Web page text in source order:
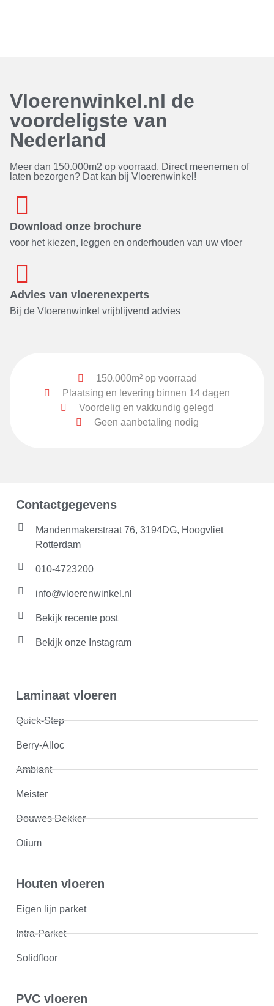
Vloerenwinkel.nl de
voordeligste van
Nederland
Meer dan 150.000m2 op voorraad. Direct meenemen of
laten bezorgen? Dat kan bij Vloerenwinkel!
Download onze brochure
voor het kiezen, leggen en onderhouden van uw vloer
Advies van vloerenexperts
Bij de Vloerenwinkel vrijblijvend advies
150.000m² op voorraad
Plaatsing en levering binnen 14 dagen
Voordelig en vakkundig gelegd
Geen aanbetaling nodig
Contactgegevens
Mandenmakerstraat 76, 3194DG, Hoogvliet
Rotterdam
010-4723200
info@vloerenwinkel.nl
Bekijk recente post
Bekijk onze Instagram
Laminaat vloeren
Quick-Step
Berry-Alloc
Ambiant
Meister
Douwes Dekker
Otium
Houten vloeren
Eigen lijn parket
Intra-Parket
Solidfloor
PVC vloeren